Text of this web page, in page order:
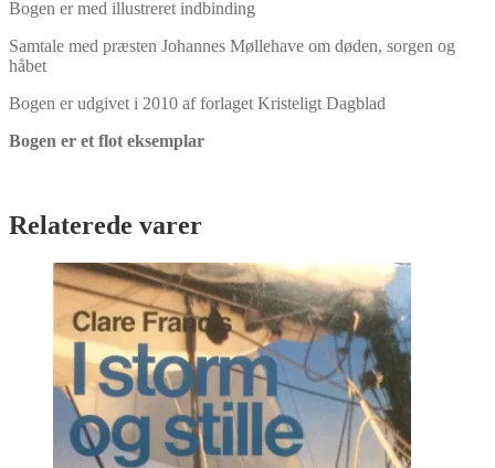
antal
Bogen er med illustreret indbinding
Samtale med præsten Johannes Møllehave om døden, sorgen og
håbet
Bogen er udgivet i 2010 af forlaget Kristeligt Dagblad
Bogen er et flot eksemplar
Relaterede varer